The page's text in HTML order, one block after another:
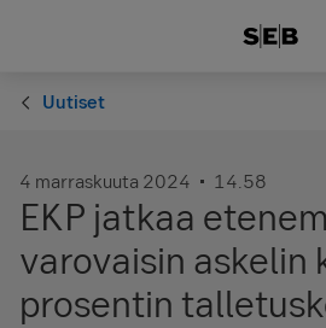
Uutiset
4 marraskuuta 2024 14.58
EKP jatkaa
varovaisin askelin
prosentin